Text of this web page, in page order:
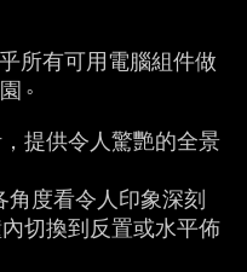
所有可用電腦組件做
。
提供令人驚艷的全景
角度看令人印象深刻
切換到反置或水平佈